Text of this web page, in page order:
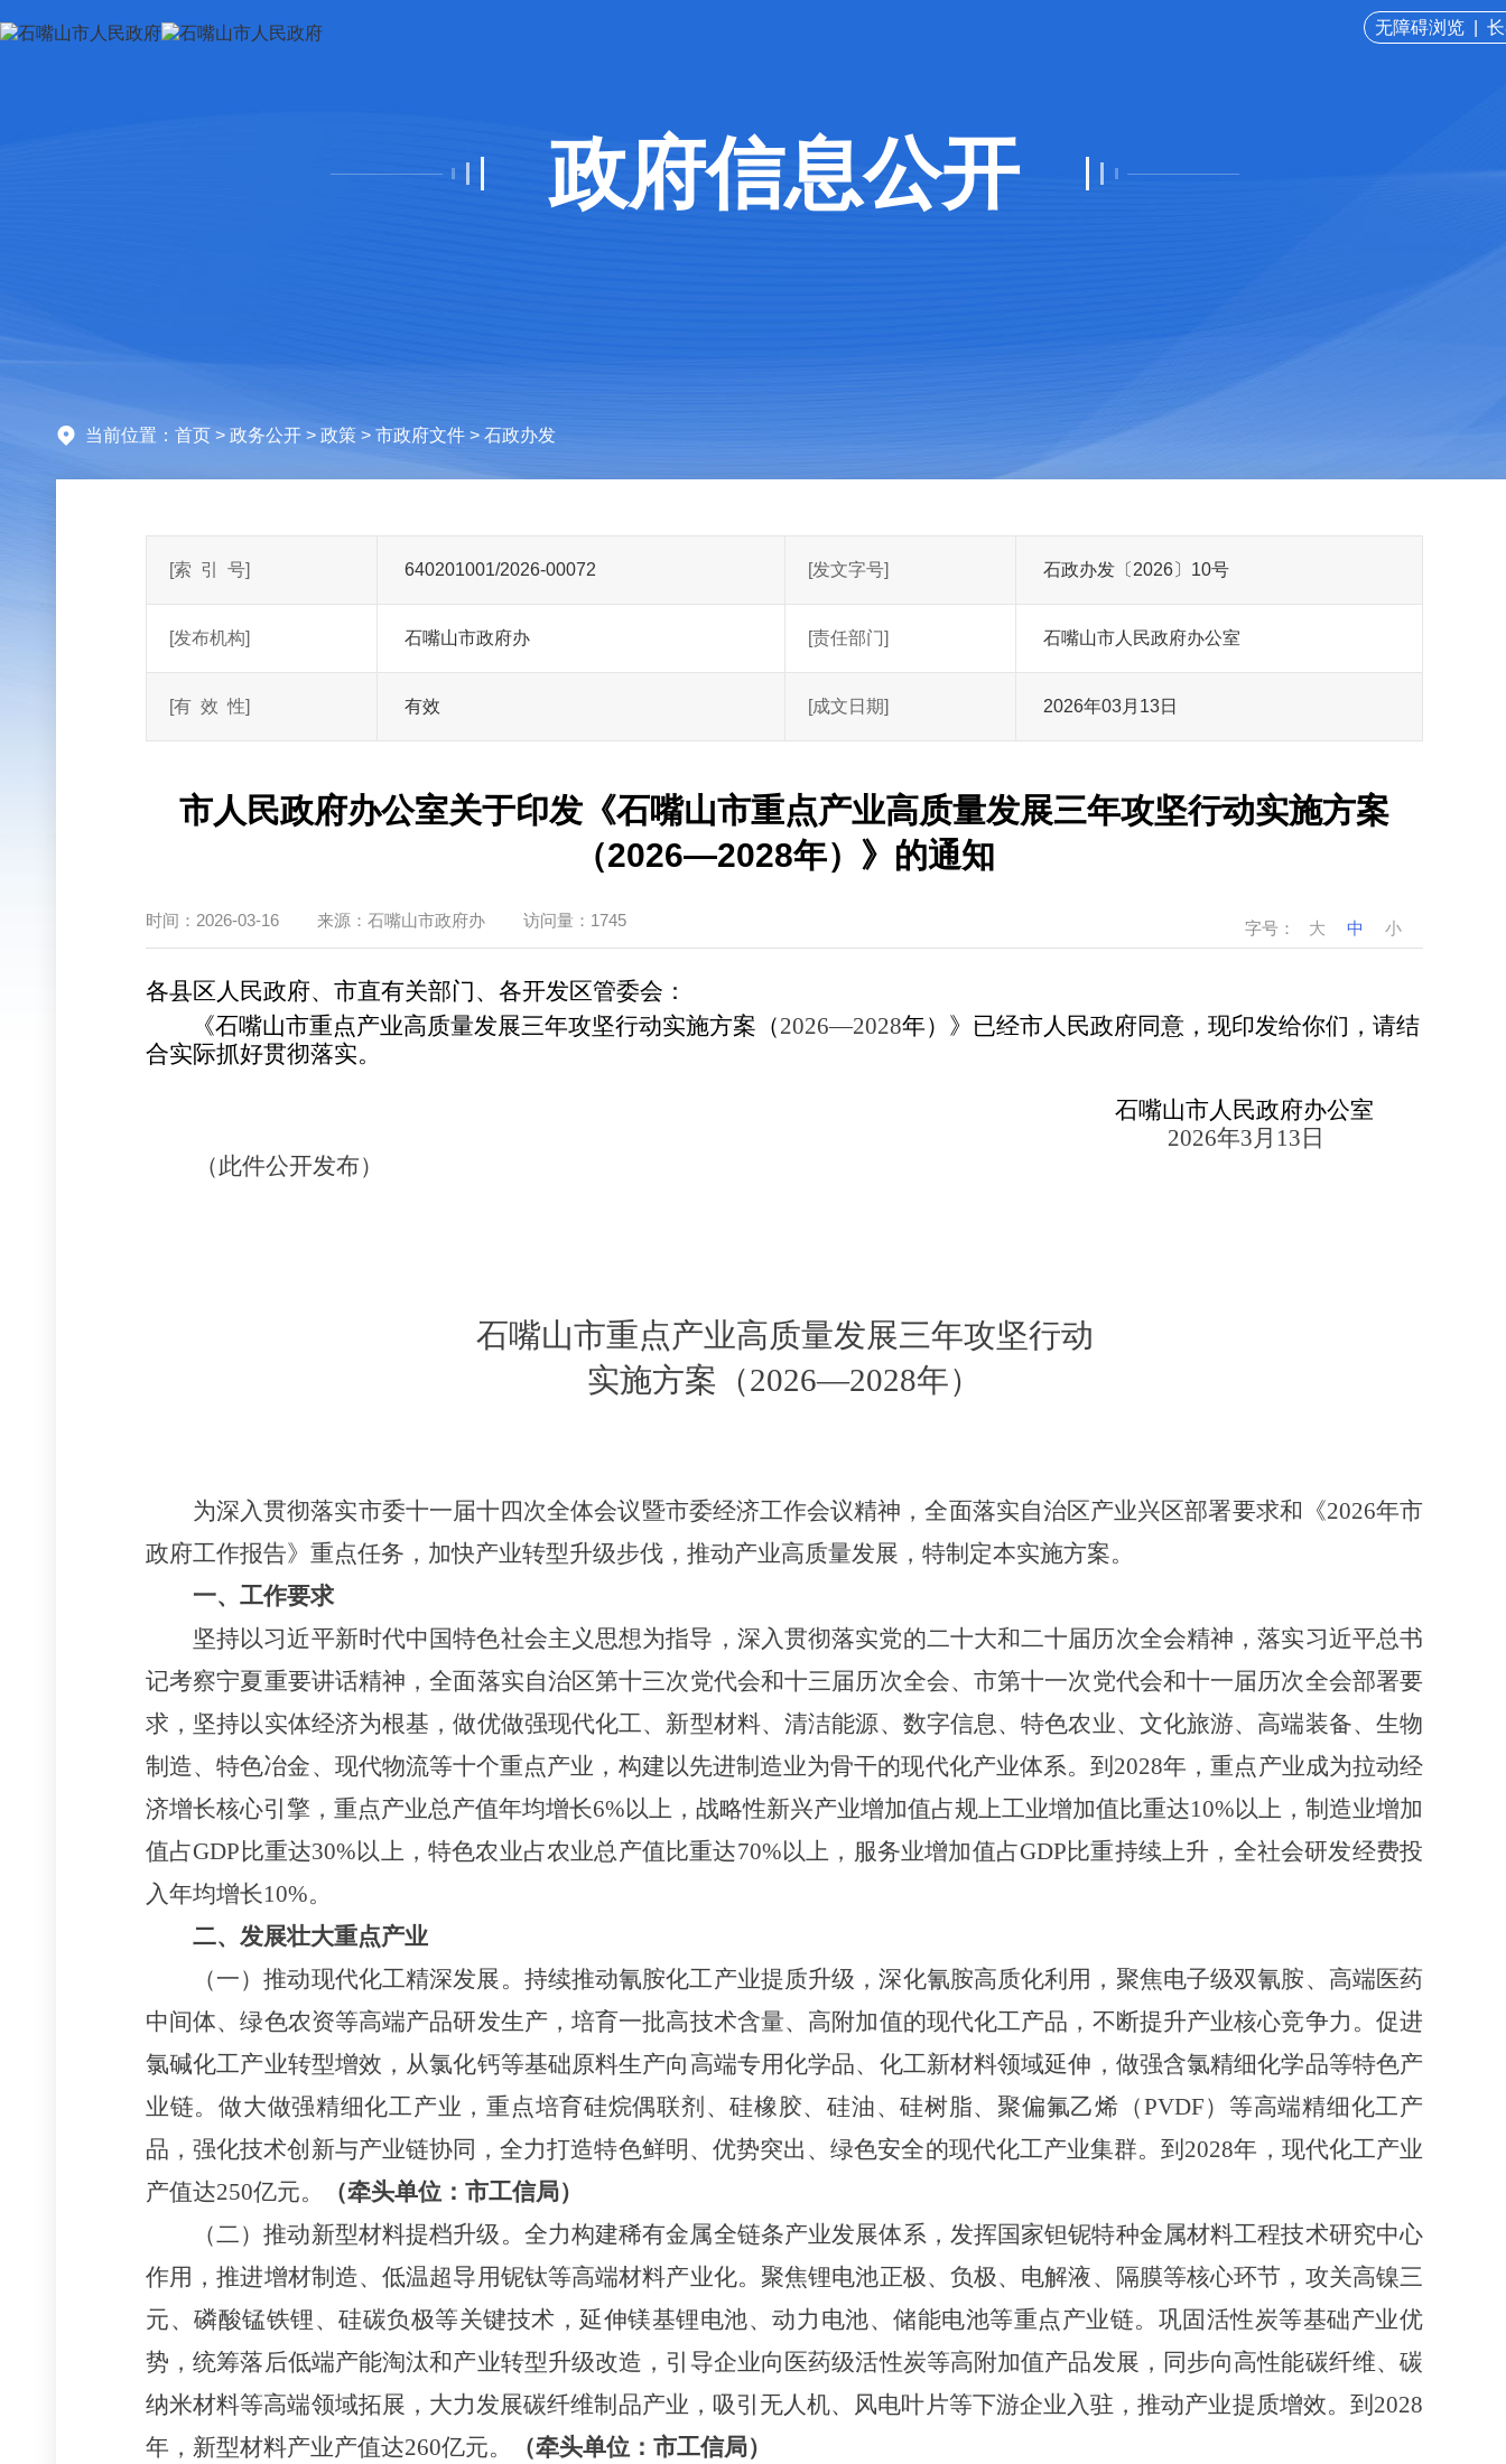
无障碍浏览
政府信息公开
当前位置： 首页 > 政务公开 > 政策 > 市政府文件 > 石政办发
[索 引 号] 640201001/2026-00072 [发文字号] 石政办发〔2026〕10号
[发布机构] 石嘴山市政府办 [责任部门] 石嘴山市人民政府办公室
[有 效 性] 有效 [成文日期] 2026年03月13日
市人民政府办公室关于印发《石嘴山市重点产业高质量发展三年攻坚行动实施方案
（2026—2028年）》的通知
时间： 2026-03-16 来源： 石嘴山市政府办 访问量：1745 字号： 大 中 小
各县区人民政府、市直有关部门、各开发区管委会：
《石嘴山市重点产业高质量发展三年攻坚行动实施方案（2026—2028年）》已经市人民政府同意，现印发给你们，请结
合实际抓好贯彻落实。
石嘴山市人民政府办公室
2026年3月13日
（此件公开发布）
石嘴山市重点产业高质量发展三年攻坚行动
实施方案（2026—2028年）
为深入贯彻落实市委十一届十四次全体会议暨市委经济工作会议精神，全面落实自治区产业兴区部署要求和《2026年市
政府工作报告》重点任务，加快产业转型升级步伐，推动产业高质量发展，特制定本实施方案。
一、工作要求
坚持以习近平新时代中国特色社会主义思想为指导，深入贯彻落实党的二十大和二十届历次全会精神，落实习近平总书
记考察宁夏重要讲话精神，全面落实自治区第十三次党代会和十三届历次全会、市第十一次党代会和十一届历次全会部署要
求，坚持以实体经济为根基，做优做强现代化工、新型材料、清洁能源、数字信息、特色农业、文化旅游、高端装备、生物
制造、特色冶金、现代物流等十个重点产业，构建以先进制造业为骨干的现代化产业体系。到2028年，重点产业成为拉动经
济增长核心引擎，重点产业总产值年均增长6%以上，战略性新兴产业增加值占规上工业增加值比重达10%以上，制造业增加
值占GDP比重达30%以上，特色农业占农业总产值比重达70%以上，服务业增加值占GDP比重持续上升，全社会研发经费投
入年均增长10%。
二、发展壮大重点产业
（一）推动现代化工精深发展。持续推动氰胺化工产业提质升级，深化氰胺高质化利用，聚焦电子级双氰胺、高端医药
中间体、绿色农资等高端产品研发生产，培育一批高技术含量、高附加值的现代化工产品，不断提升产业核心竞争力。促进
氯碱化工产业转型增效，从氯化钙等基础原料生产向高端专用化学品、化工新材料领域延伸，做强含氯精细化学品等特色产
业链。做大做强精细化工产业，重点培育硅烷偶联剂、硅橡胶、硅油、硅树脂、聚偏氟乙烯（PVDF）等高端精细化工产
品，强化技术创新与产业链协同，全力打造特色鲜明、优势突出、绿色安全的现代化工产业集群。到2028年，现代化工产业
产值达250亿元。
（牵头单位：市工信局）
（二）推动新型材料提档升级。全力构建稀有金属全链条产业发展体系，发挥国家钽铌特种金属材料工程技术研究中心
作用，推进增材制造、低温超导用铌钛等高端材料产业化。聚焦锂电池正极、负极、电解液、隔膜等核心环节，攻关高镍三
元、磷酸锰铁锂、硅碳负极等关键技术，延伸镁基锂电池、动力电池、储能电池等重点产业链。巩固活性炭等基础产业优
势，统筹落后低端产能淘汰和产业转型升级改造，引导企业向医药级活性炭等高附加值产品发展，同步向高性能碳纤维、碳
纳米材料等高端领域拓展，大力发展碳纤维制品产业，吸引无人机、风电叶片等下游企业入驻，推动产业提质增效。到2028
年，新型材料产业产值达260亿元。
（牵头单位：市工信局）